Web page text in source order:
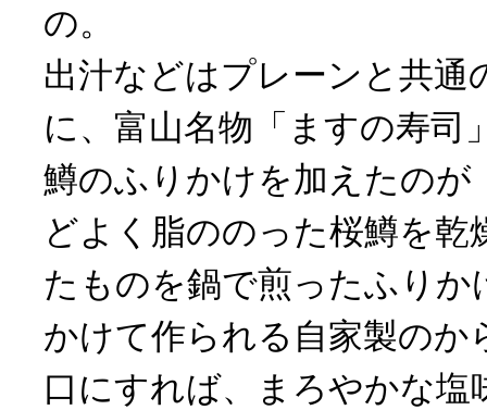
の。
出汁などはプレーンと共通
に、富山名物「ますの寿司
鱒のふりかけを加えたのが
どよく脂ののった桜鱒を乾
たものを鍋で煎ったふりか
かけて作られる自家製のか
口にすれば、まろやかな塩